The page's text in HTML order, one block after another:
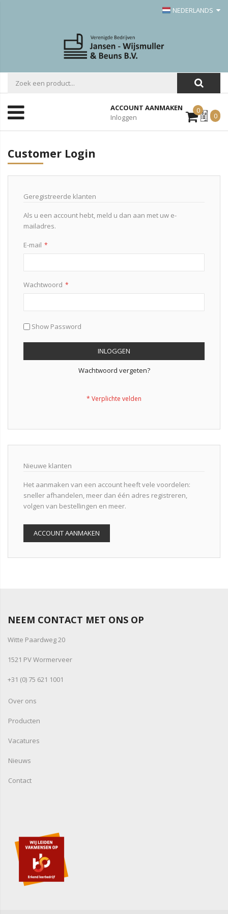
NEDERLANDS
ACCOUNT AANMAKEN
Inloggen
0Mijn
Offerte
0
Customer Login
Geregistreerde klanten
Als u een account hebt, meld u dan aan met uw e-
mailadres.
E-mail
Wachtwoord
Show Password
INLOGGEN
Wachtwoord vergeten?
Nieuwe klanten
Het aanmaken van een account heeft vele voordelen:
sneller afhandelen, meer dan één adres registreren,
volgen van bestellingen en meer.
ACCOUNT AANMAKEN
NEEM CONTACT MET ONS OP
Witte Paardweg 20
1521 PV Wormerveer
+31 (0) 75 621 1001
Over ons
Producten
Vacatures
Nieuws
Contact